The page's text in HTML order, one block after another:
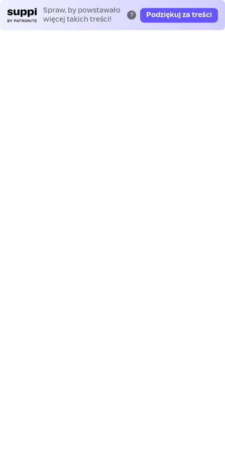
Spraw, by powstawało
więcej takich treści!
? Podziękuj za treści